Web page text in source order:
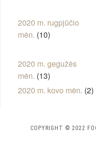
2020 m. rugpjūčio
mėn. (10)
2020 m. gegužės
mėn. (13)
2020 m. kovo mėn. (2)
COPYRIGHT © 2022